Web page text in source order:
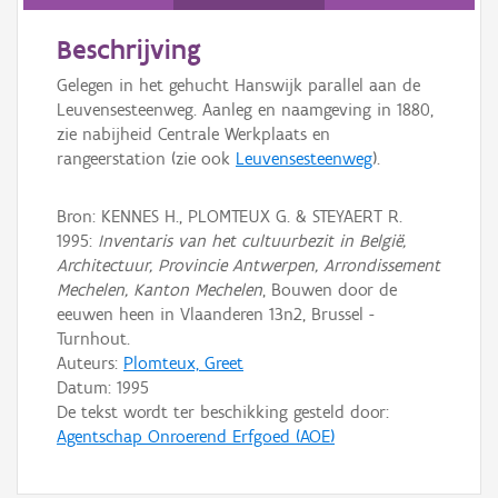
Persoon of collectief
Downloads
Hergebruik
Aanmelden
Beschrijving
Gelegen in het gehucht Hanswijk parallel aan de
Leuvensesteenweg. Aanleg en naamgeving in 1880,
zie nabijheid Centrale Werkplaats en
rangeerstation (zie ook Leuvensesteenweg).
Bron: KENNES H., PLOMTEUX G. & STEYAERT R.
1995: Inventaris van het cultuurbezit in België,
Architectuur, Provincie Antwerpen, Arrondissement
Mechelen, Kanton Mechelen, Bouwen door de
eeuwen heen in Vlaanderen 13n2, Brussel -
Turnhout.
Auteurs: Plomteux, Greet
Datum: 1995
De tekst wordt ter beschikking gesteld door:
Agentschap Onroerend Erfgoed (AOE)